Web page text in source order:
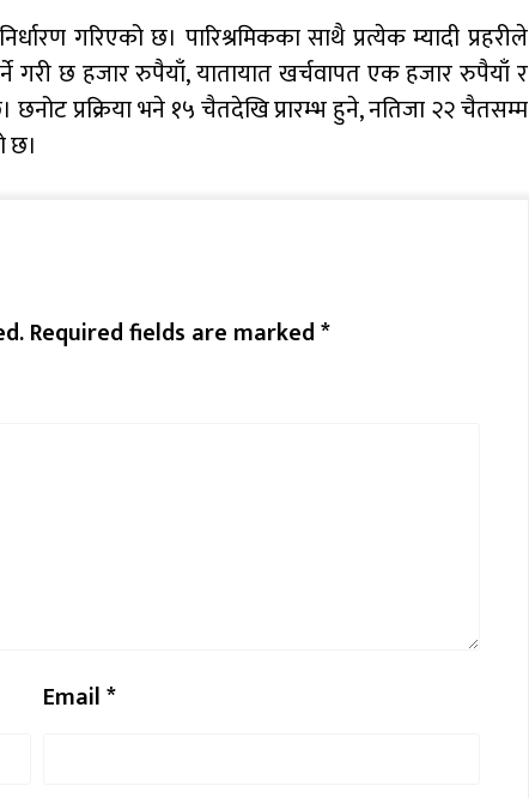
गरिएको छ। पारिश्रमिकका साथै प्रत्येक म्यादी प्रहरीले
गरी छ हजार रुपैयाँ, यातायात खर्चवापत एक हजार रुपैयाँ र
प्रक्रिया भने १५ चैतदेखि प्रारम्भ हुने, नतिजा २२ चैतसम्म
छ।
Required fields are marked*
Email*